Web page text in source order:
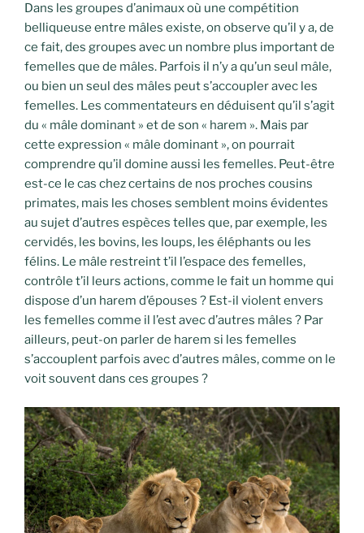
Dans les groupes d’animaux où une compétition
belliqueuse entre mâles existe, on observe qu’il y a, de
ce fait, des groupes avec un nombre plus important de
femelles que de mâles. Parfois il n’y a qu’un seul mâle,
ou bien un seul des mâles peut s’accoupler avec les
femelles. Les commentateurs en déduisent qu’il s’agit
du « mâle dominant » et de son « harem ». Mais par
cette expression « mâle dominant », on pourrait
comprendre qu’il domine aussi les femelles. Peut-être
est-ce le cas chez certains de nos proches cousins
primates, mais les choses semblent moins évidentes
au sujet d’autres espèces telles que, par exemple, les
cervidés, les bovins, les loups, les éléphants ou les
félins. Le mâle restreint t’il l’espace des femelles,
contrôle t’il leurs actions, comme le fait un homme qui
dispose d’un harem d’épouses ? Est-il violent envers
les femelles comme il l’est avec d’autres mâles ? Par
ailleurs, peut-on parler de harem si les femelles
s’accouplent parfois avec d’autres mâles, comme on le
voit souvent dans ces groupes ?